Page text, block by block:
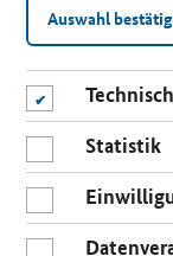
Auswahl
Statistik